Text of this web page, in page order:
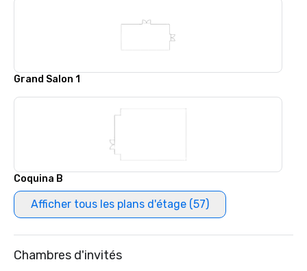
Grand Salon 1
Coquina B
Afficher tous les plans d'étage (57)
Chambres d'invités